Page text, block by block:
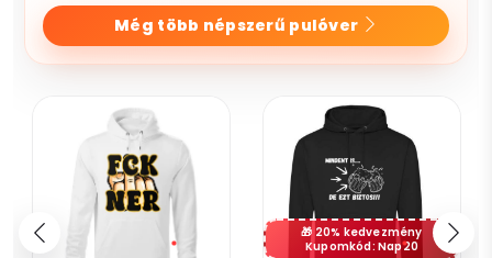
Még több népszerű pulóver
20% kedvezmény
Kupomkód: Nap20